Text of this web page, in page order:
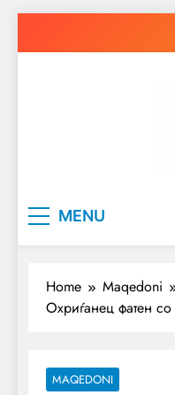
MENU
Home
Maqedoni
Охриѓанец фатен
MAQEDONI